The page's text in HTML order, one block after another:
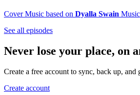
⁠⁠⁠⁠⁠⁠⁠⁠⁠⁠⁠⁠⁠⁠⁠⁠⁠⁠⁠⁠⁠Cover Music based on Dyalla Swain Music⁠⁠⁠⁠⁠⁠
See all episodes
Never lose your place, on
Create a free account to sync, back up, and
Create account